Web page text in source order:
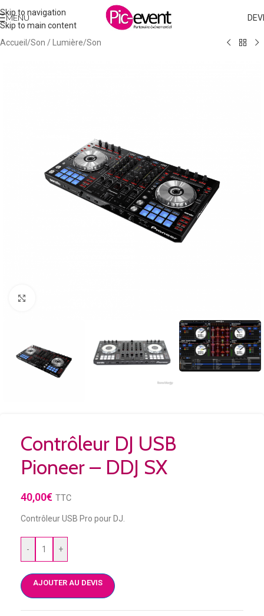
Skip to navigation
Skip to main content
MENU
Accueil /Son / Lumière/Son
Contrôleur DJ USB
Pioneer – DDJ SX
40,00€ TTC
Contrôleur USB Pro pour DJ.
- +
AJOUTER AU DEVIS